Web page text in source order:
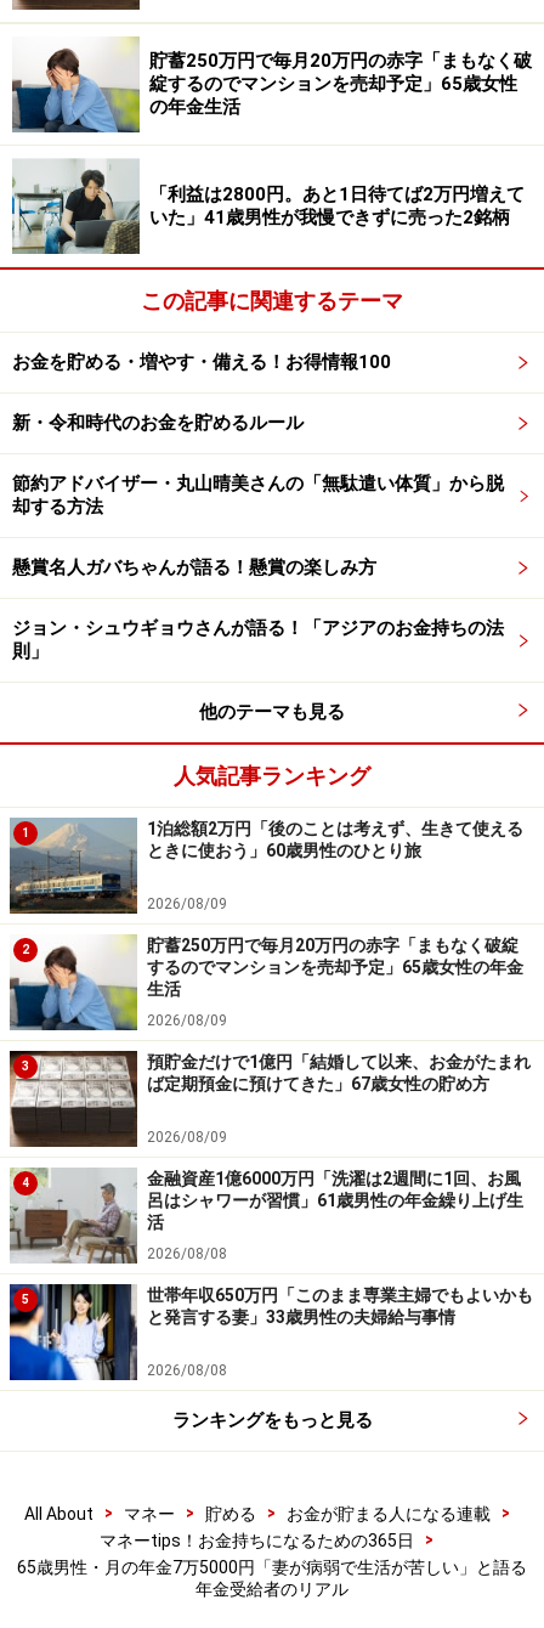
ことで、収入は「年間100万円以下に抑えている」と言
います。
それでも収入が限られていることもあり「閉店間際のス
ーパーでの見切り品の購入」をするなどして支出を減ら
しているそうです。
「生活支援プログラムも利用している」
現役時代の後悔に、「良い仕事、高い収入を求めて転職
を繰り返したこと」と回答。
て借金を抱えてしまった」と告白しています。
現在は節約やアルバイトに加え「自治体の生活支援プロ
グラムを利用して食品の無料配布を受ける」ことで生活
を乗り切っているそう。
それでも配偶者のこともあり、難しい状況にいるという
投稿者。「将来の健康に不安を感じる」とコメントを残
していました。
※皆さんの年金エピソードを募集中です。エピソードの
採用で3000円分のAmazonギフト券をもれなくプレゼン
ト。応募は
こちらから
ーーーーーーーーーーーーーーーー
※カッコ内の回答者コメントは原文ママです
※エピソードは投稿者の当時のものです。現在とはサー
ビスや金額などの情報が異なることがございます
※投稿エピソードのため、内容の正確性を保証するもの
ではございません
※記事内容は執筆時点のものです。最新の内容をご確認くださ
い。
本記事の内容は一般的な情報提供を目的としており、特定の金融
商品や投資行動を推奨するものではありません。
投資や資産運用に関する最終的なご判断はご自身の責任において
貯蓄250万円で毎月20万円の赤字「まもなく破
綻するのでマンションを売却予定」65歳女性
の年金生活
「利益は2800円。あと1日待てば2万円増えて
いた」41歳男性が我慢できずに売った2銘柄
この記事に関連するテーマ
お金を貯める・増やす・備える！お得情報100
新・令和時代のお金を貯めるルール
節約アドバイザー・丸山晴美さんの「無駄遣い体質」から脱
却する方法
懸賞名人ガバちゃんが語る！懸賞の楽しみ方
ジョン・シュウギョウさんが語る！「アジアのお金持ちの法
則」
他のテーマも見る
人気記事ランキング
1
1泊総額2万円「後のことは考えず、生きて使える
ときに使おう」60歳男性のひとり旅
2026/08/09
2
貯蓄250万円で毎月20万円の赤字「まもなく破綻
するのでマンションを売却予定」65歳女性の年金
生活
2026/08/09
3
預貯金だけで1億円「結婚して以来、お金がたまれ
ば定期預金に預けてきた」67歳女性の貯め方
2026/08/09
4
金融資産1億6000万円「洗濯は2週間に1回、お風
呂はシャワーが習慣」61歳男性の年金繰り上げ生
活
2026/08/08
5
世帯年収650万円「このまま専業主婦でもよいかも
と発言する妻」33歳男性の夫婦給与事情
2026/08/08
ランキングをもっと見る
All About > マネー > 貯める > お金が貯まる人になる連載
>
マネーtips！お金持ちになるための365日
>
65歳男性・月の年金7万5000円「妻が病弱で生活が苦しい」と語る
年金受給者のリアル